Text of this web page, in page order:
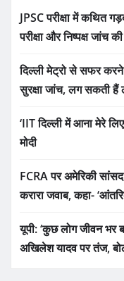
JPSC परीक्षा में कथित
परीक्षा और निष्पक्ष जांच
दिल्ली मेट्रो से सफर
सुरक्षा जांच, लग सकती हैं
‘IIT दिल्ली में आना मेरे
मोदी
FCRA पर अमेरिकी
करारा जवाब, कहा-
यूपी: ‘कुछ लोग जीवन भर
अखिलेश यादव पर तंज,